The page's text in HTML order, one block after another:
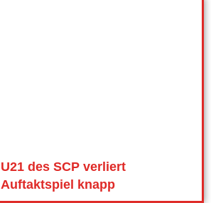
U21 des SCP verliert
Auftaktspiel knapp